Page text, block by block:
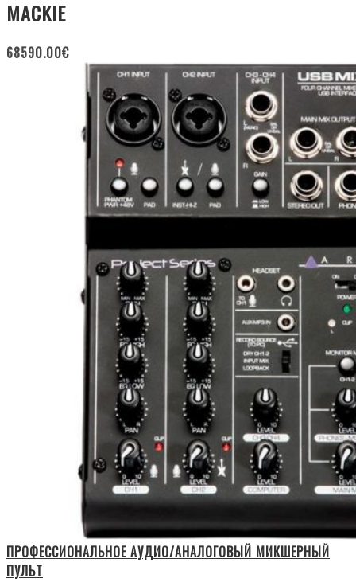
MACKIE
68590.00€
ПРОФЕССИОНАЛЬНОЕ АУДИО/АНАЛОГОВЫЙ МИКШЕРНЫЙ
ПУЛЬТ